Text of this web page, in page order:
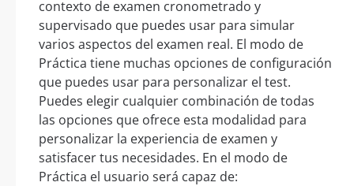
contexto de examen cronometrado y
supervisado que puedes usar para simular
varios aspectos del examen real. El modo de
Práctica tiene muchas opciones de configuración
que puedes usar para personalizar el test.
Puedes elegir cualquier combinación de todas
las opciones que ofrece esta modalidad para
personalizar la experiencia de examen y
satisfacer tus necesidades. En el modo de
Práctica el usuario será capaz de: